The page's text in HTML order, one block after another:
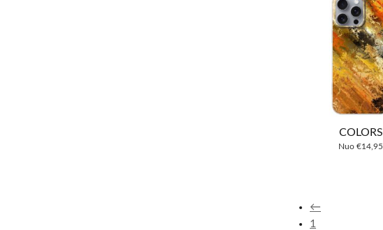
COLORS
Nuo€14,95
←
1